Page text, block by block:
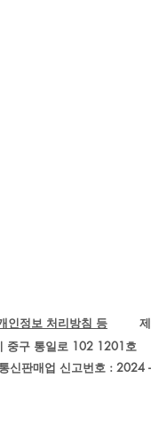
인정보 처리방침 등
중구 통일로 102 1201
판매업 신고번호 : 2024